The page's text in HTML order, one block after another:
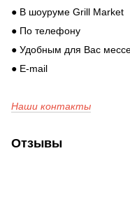
● В шоуруме Grill Market
● По телефону
● Удобным для Вас
● E-mail
Наши контакты
Отзывы